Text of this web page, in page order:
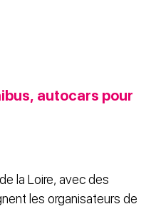
autocars pour
la Loire, avec des
les organisateurs de